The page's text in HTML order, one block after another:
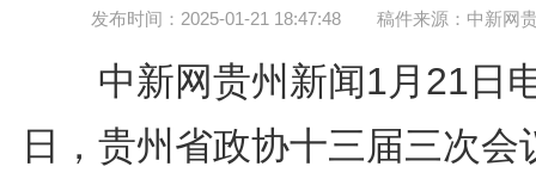
发布时间：2025-01-21 18:47:48 稿件来源：中新网
中新网贵州新闻1月21日
日，贵州省政协十三届三次会